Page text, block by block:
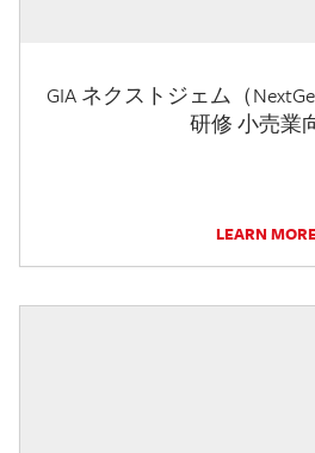
GIA ネクストジェム（
研修 小売業
LEARN